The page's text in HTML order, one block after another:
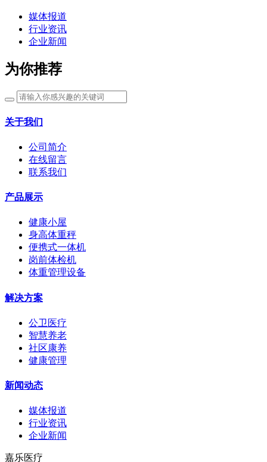
媒体报道
行业资讯
企业新闻
为你推荐
关于我们
公司简介
在线留言
联系我们
产品展示
健康小屋
身高体重秤
便携式一体机
岗前体检机
体重管理设备
解决方案
公卫医疗
智慧养老
社区康养
健康管理
新闻动态
媒体报道
行业资讯
企业新闻
嘉乐医疗